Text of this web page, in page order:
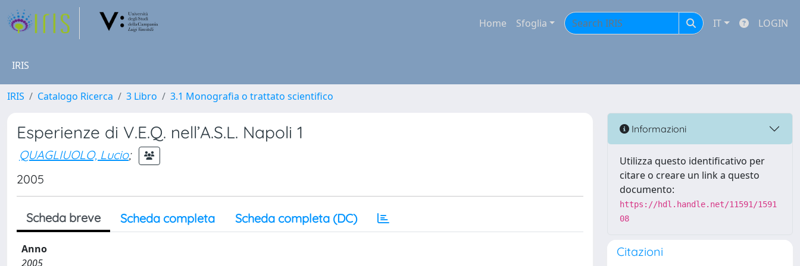
Home Sfoglia IT LOGIN
IRIS
IRIS Catalogo Ricerca 3 Libro 3.1 Monografia o trattato scientifico
Esperienze di V.E.Q. nell’A.S.L. Napoli 1
QUAGLIUOLO, Lucio;
2005
Scheda breve Scheda completa Scheda completa (DC)
Anno
2005
Informazioni
Utilizza questo identificativo per
citare o creare un link a questo
documento:
https://hdl.handle.net/11591/1591
08
Citazioni